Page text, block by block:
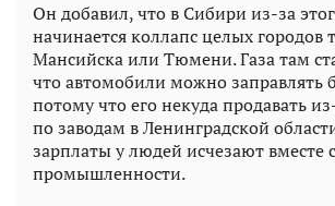
Он добавил, что в Сибири из-за
начинается коллапс целых городов
Мансийска или Тюмени. Газа там
что автомобили можно заправлять
потому что его некуда продавать
по заводам в Ленинградской
зарплаты у людей исчезают вместе
промышленности.